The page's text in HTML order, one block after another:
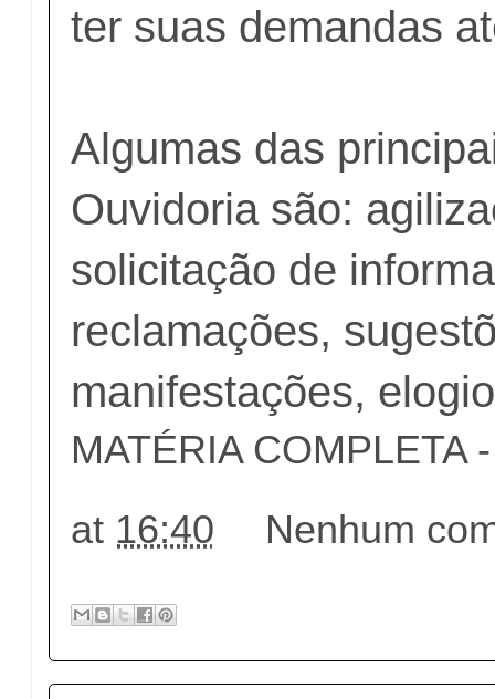
ter suas demandas
Algumas das
Ouvidoria são:
solicitação de
reclamações,
manifestações,
MATÉRIA COMPLETA
at 16:40 Nenhum